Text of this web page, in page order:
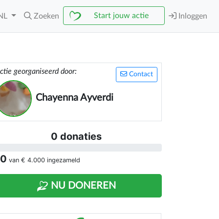
Zoeken Start jouw actie Inloggen
Contact
georganiseerd door:
Chayenna Ayverdi
0 donaties
van € 4.000 ingezameld
NU DONEREN